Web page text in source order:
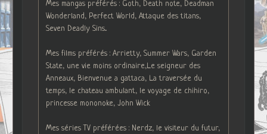
Mes mangas préférés : Goth, Death note, Deadman
Wonderland, Perfect World, Attaque des titans,
Seven Deadly Sins...
Mes films préférés : Arrietty, Summer Wars, Garden
State, une vie moins ordinaire,Le seigneur des
Anneaux, Bienvenue a gattaca, La traversée du
temps, le chateau ambulant, le voyage de chihiro,
princesse mononoke, John Wick
Mes séries TV préférées : Nerdz, le visiteur du futur,